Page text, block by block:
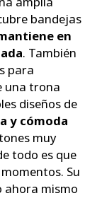
bandejas
en
. También
para
una trona
diseños de
y cómoda
muy
todo es que
Su
ahora mismo